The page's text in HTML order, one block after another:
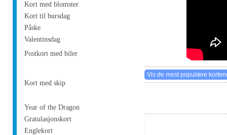
Kort med blomster
Kort til bursdag
Påske
Valentinsdag
Postkort med biler
Kort med skip
Year of the Dragon
Gratulasjonskort
Englekort